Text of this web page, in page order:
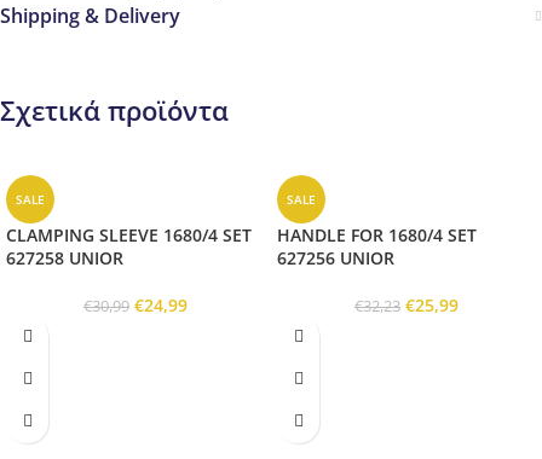
Shipping & Delivery
Σχετικά προϊόντα
SALE
CLAMPING SLEEVE 1680/4 SET
627258 UNIOR
€30,99 €24,99
SALE
HANDLE FOR 1680/4 SET
627256 UNIOR
€32,23 €25,99